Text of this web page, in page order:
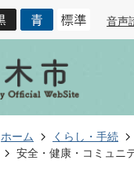
音声
ホーム くらし・手続
安全・健康・コミュニ